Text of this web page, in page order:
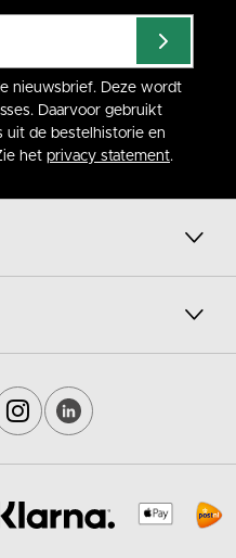
nieuwsbrief. Deze wordt
Daarvoor gebruikt
uit de bestelhistorie en
het privacy statement.